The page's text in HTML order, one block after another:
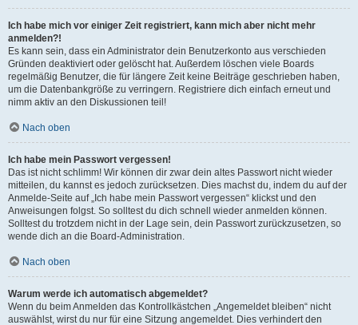
Ich habe mich vor einiger Zeit registriert, kann mich aber nicht mehr
anmelden?!
Es kann sein, dass ein Administrator dein Benutzerkonto aus verschieden
Gründen deaktiviert oder gelöscht hat. Außerdem löschen viele Boards
regelmäßig Benutzer, die für längere Zeit keine Beiträge geschrieben haben,
um die Datenbankgröße zu verringern. Registriere dich einfach erneut und
nimm aktiv an den Diskussionen teil!
Nach oben
Ich habe mein Passwort vergessen!
Das ist nicht schlimm! Wir können dir zwar dein altes Passwort nicht wieder
mitteilen, du kannst es jedoch zurücksetzen. Dies machst du, indem du auf der
Anmelde-Seite auf „Ich habe mein Passwort vergessen“ klickst und den
Anweisungen folgst. So solltest du dich schnell wieder anmelden können.
Solltest du trotzdem nicht in der Lage sein, dein Passwort zurückzusetzen, so
wende dich an die Board-Administration.
Nach oben
Warum werde ich automatisch abgemeldet?
Wenn du beim Anmelden das Kontrollkästchen „Angemeldet bleiben“ nicht
auswählst, wirst du nur für eine Sitzung angemeldet. Dies verhindert den